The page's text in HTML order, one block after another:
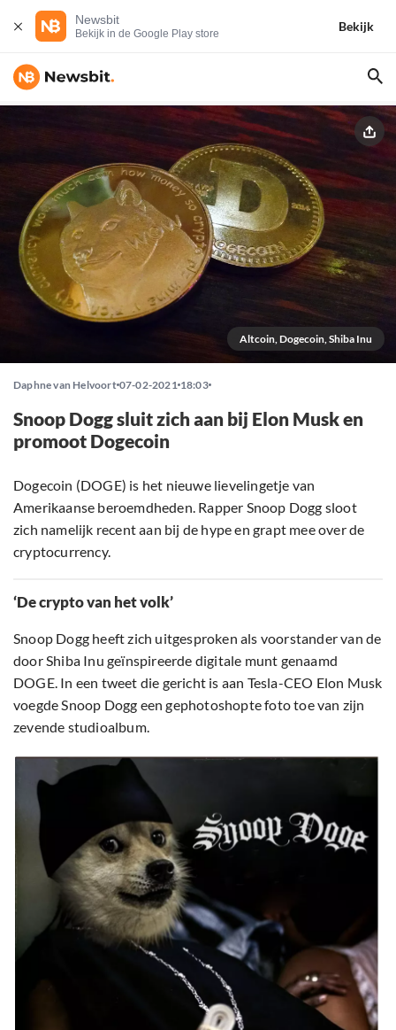
Newsbit
Bekijk in de Google Play store
Bekijk
Altcoin, Dogecoin, Shiba Inu
Daphne van Helvoort 07-02-2021 18:03
Snoop Dogg sluit zich aan bij Elon Musk en
promoot Dogecoin
Dogecoin (DOGE) is het nieuwe lievelingetje van
Amerikaanse beroemdheden. Rapper Snoop Dogg sloot
zich namelijk recent aan bij de hype en grapt mee over de
cryptocurrency.
‘De crypto van het volk’
Snoop Dogg heeft zich uitgesproken als voorstander van de
door Shiba Inu geïnspireerde digitale munt genaamd
DOGE. In een tweet die gericht is aan Tesla-CEO Elon Musk
voegde Snoop Dogg een gephotoshopte foto toe van zijn
zevende studioalbum.